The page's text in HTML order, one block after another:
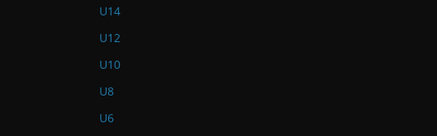
U14
U12
U10
U8
U6